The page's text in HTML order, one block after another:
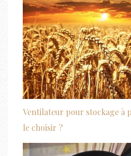
Ventilateur pour stockage à
le choisir ?